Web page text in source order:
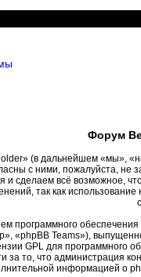
Форум
(в дальнейшем «мы»,
с ними, пожалуйста, не
и сделаем всё возможное,
так как
программного
«phpBB Teams»),
GPL для программного
за то, что администрация
информацией о